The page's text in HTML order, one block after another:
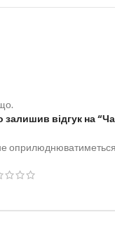
відгук на